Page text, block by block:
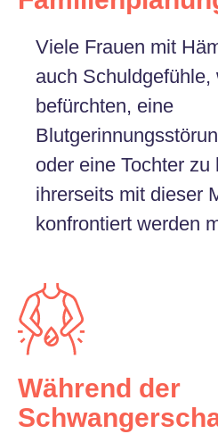
Viele Frauen mit
auch Schuldgefühle,
befürchten, eine
oder eine Tochter zu
ihrerseits mit dieser
konfrontiert werden
Während der